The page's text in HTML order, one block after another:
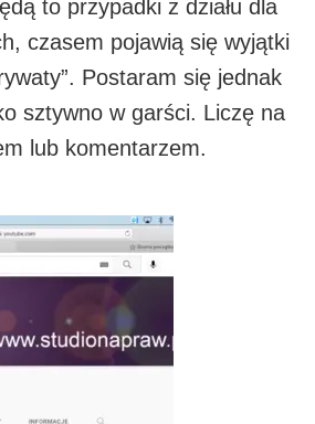
to przypadki z działu dla
czasem pojawią się wyjątki
Postaram się jednak
sztywno w garści. Liczę na
lub komentarzem.